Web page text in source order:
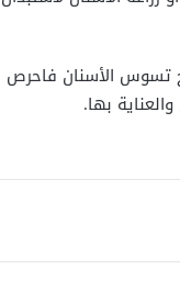
تسوس الأسنان فاحرص
بها.